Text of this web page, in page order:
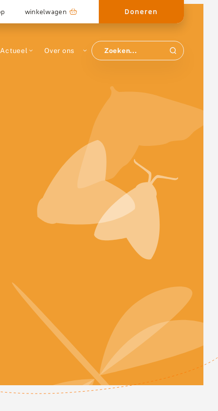
winkelwagen Doneren
Actueel Over ons